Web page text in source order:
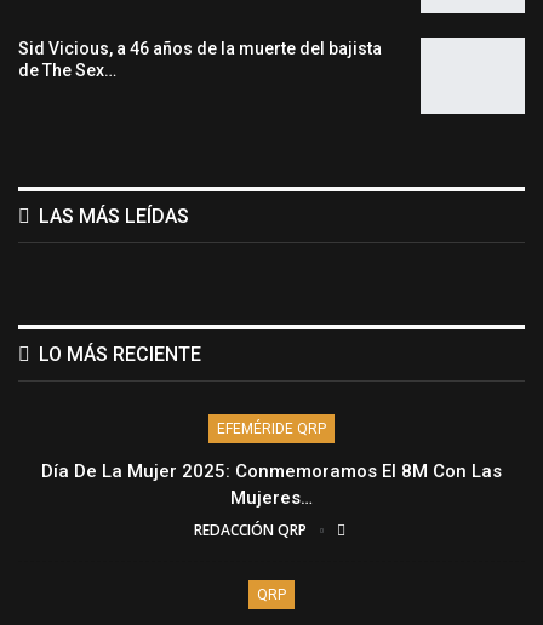
Sid Vicious, a 46 años de la muerte del bajista
de The Sex…
LAS MÁS LEÍDAS
LO MÁS RECIENTE
EFEMÉRIDE QRP
Día De La Mujer 2025: Conmemoramos El 8M Con Las
Mujeres…
REDACCIÓN QRP
QRP